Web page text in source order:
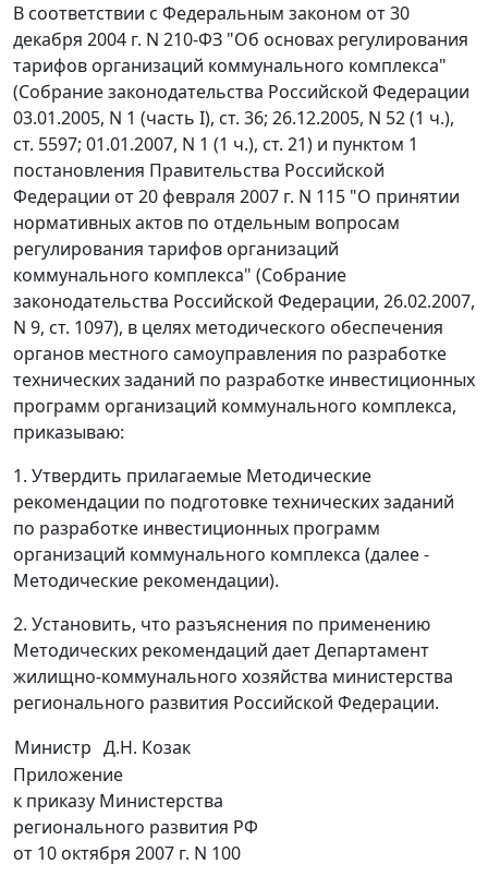
В соответствии с Федеральным законом от 30
декабря 2004 г. N 210-ФЗ "Об основах регулирования
тарифов организаций коммунального комплекса"
(Собрание законодательства Российской Федерации
03.01.2005, N 1 (часть I), ст. 36; 26.12.2005, N 52 (1 ч.),
ст. 5597; 01.01.2007, N 1 (1 ч.), ст. 21) и пунктом 1
постановления Правительства Российской
Федерации от 20 февраля 2007 г. N 115 "О принятии
нормативных актов по отдельным вопросам
регулирования тарифов организаций
коммунального комплекса" (Собрание
законодательства Российской Федерации, 26.02.2007,
N 9, ст. 1097), в целях методического обеспечения
органов местного самоуправления по разработке
технических заданий по разработке инвестиционных
программ организаций коммунального комплекса,
приказываю:
1. Утвердить прилагаемые Методические
рекомендации по подготовке технических заданий
по разработке инвестиционных программ
организаций коммунального комплекса (далее -
Методические рекомендации).
2. Установить, что разъяснения по применению
Методических рекомендаций дает Департамент
жилищно-коммунального хозяйства министерства
регионального развития Российской Федерации.
Министр Д.Н. Козак
Приложение
к приказу Министерства
регионального развития РФ
от 10 октября 2007 г. N 100